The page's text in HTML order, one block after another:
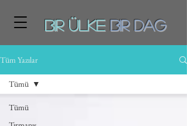
Bir ÜLKEBiR DAg
Tüm Yazılar
Tümü
Tümü